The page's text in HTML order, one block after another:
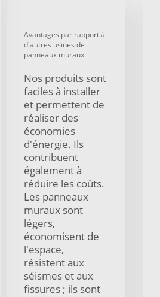
Avantages par rapport à
d'autres usines de
panneaux muraux
Nos produits sont
faciles à installer
et permettent de
réaliser des
économies
d'énergie. Ils
contribuent
également à
réduire les coûts.
Les panneaux
muraux sont
légers,
économisent de
l'espace,
résistent aux
séismes et aux
fissures ; ils sont